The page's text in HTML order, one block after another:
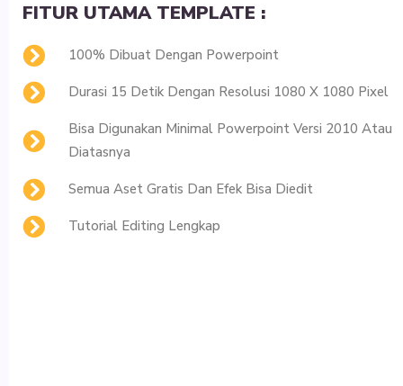
FITUR UTAMA TEMPLATE :
100% Dibuat Dengan Powerpoint
Durasi 15 Detik Dengan Resolusi 1080 X 1080 Pixel
Bisa Digunakan Minimal Powerpoint Versi 2010 Atau
Diatasnya
Semua Aset Gratis Dan Efek Bisa Diedit
Tutorial Editing Lengkap